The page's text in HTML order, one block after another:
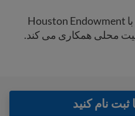
USAHello افتخار می کند که با Houston Endowment
محلی همکاری می کند.
نام کنید